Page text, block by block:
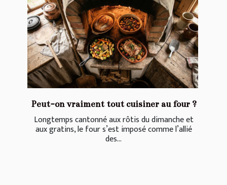
Peut-on vraiment tout cuisiner au four ?
Longtemps cantonné aux rôtis du dimanche et
aux gratins, le four s’est imposé comme l’allié
des...